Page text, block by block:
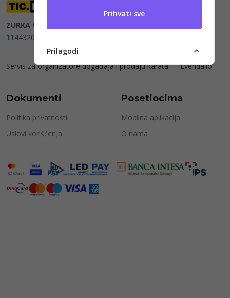
ZURKA CE BITI DOO
114432064, MB 22023195,mail@tic.rs, +381 63 173 3142
Servis za organizatore događaja i prodaju karata —Evenda.io
Dokumenti
Politika privatnosti
Uslovi korišćenja
Posetiocima
Mobilna aplikacija
O nama
Prihvati sve
Prilagodi